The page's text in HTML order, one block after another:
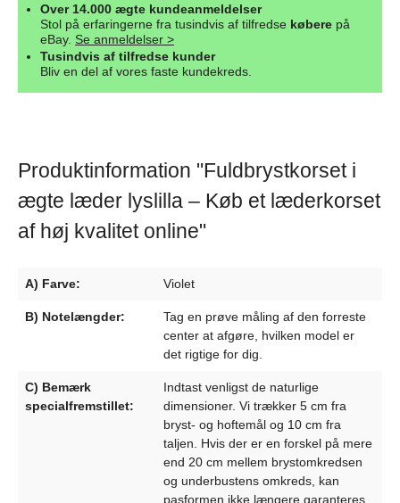
Over 14.000 ægte kundeanmeldelser
Stol på erfaringerne fra tusindvis af tilfredse købere på
eBay. Se anmeldelser >
Tusindvis af tilfredse kunder
Bliv en del af vores faste kundekreds.
Produktinformation "Fuldbrystkorset i
ægte læder lyslilla – Køb et læderkorset
af høj kvalitet online"
A) Farve: Violet
B) Notelængder:
Tag en prøve måling af den forreste
center at afgøre, hvilken model er
det rigtige for dig.
C) Bemærk
specialfremstillet:
Indtast venligst de naturlige
dimensioner. Vi trækker 5 cm fra
bryst- og hoftemål og 10 cm fra
taljen. Hvis der er en forskel på mere
end 20 cm mellem brystomkredsen
og underbustens omkreds, kan
pasformen ikke længere garanteres.